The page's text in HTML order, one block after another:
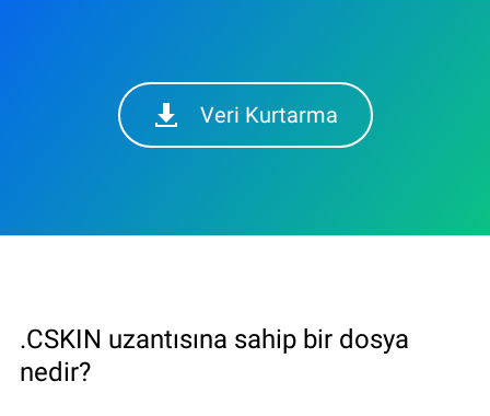
Veri Kurtarma
.CSKIN uzantısına sahip bir dosya
nedir?